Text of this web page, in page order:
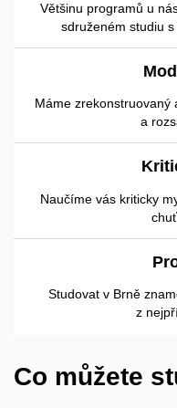
Většinu programů u
sdruženém studiu
Máme
a
Naučíme vás kriticky
Studovat v Brně
z
Co můžete